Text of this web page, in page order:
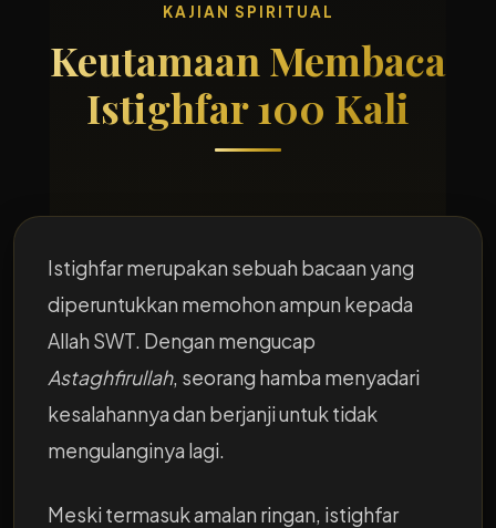
KAJIAN SPIRITUAL
Keutamaan Membaca
Istighfar 100 Kali
Istighfar merupakan sebuah bacaan yang
diperuntukkan memohon ampun kepada
Allah SWT. Dengan mengucap
Astaghfirullah, seorang hamba menyadari
kesalahannya dan berjanji untuk tidak
mengulanginya lagi.
Meski termasuk amalan ringan, istighfar